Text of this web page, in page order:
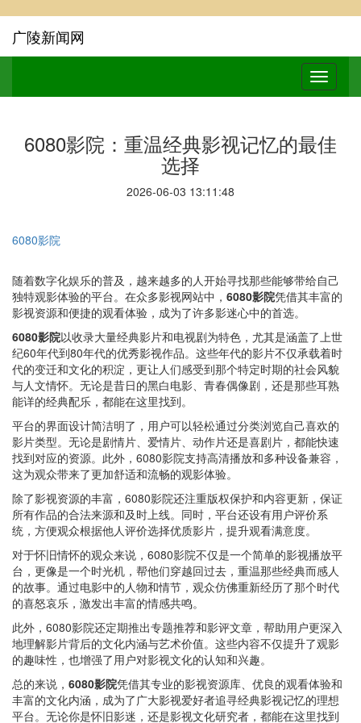
广陵新闻网
6080影院：重温经典影视记忆的最佳
选择
2026-06-03 13:11:48
6080影院
随着数字化娱乐的普及，越来越多的人开始寻找那些能够带给自己
独特观影体验的平台。在众多影视网站中， 6080影院凭借其丰富的
影视资源和便捷的观看体验，成为了许多影迷心中的首选。
6080影院以收录大量经典影片和电视剧为特色，尤其是涵盖了上世
纪60年代到80年代的优秀影视作品。这些年代的影片不仅承载着时
代的变迁和文化的积淀，更让人们感受到那个特定时期的社会风貌
与人文情怀。无论是昔日的黑白电影、青春偶像剧，还是那些耳熟
能详的经典配乐，都能在这里找到。
平台的界面设计简洁明了，用户可以轻松通过分类浏览自己喜欢的
影片类型。无论是剧情片、爱情片、动作片还是喜剧片，都能快速
找到对应的资源。此外，6080影院支持高清播放和多种设备兼容，
这为观众带来了更加舒适和流畅的观影体验。
除了影视资源的丰富，6080影院还注重版权保护和内容更新，保证
所有作品的合法来源和及时上线。同时，平台还设有用户评价系
统，方便观众根据他人评价选择优质影片，提升观看满意度。
对于怀旧情怀的观众来说，6080影院不仅是一个简单的影视播放平
台，更像是一个时光机，帮他们穿越回过去，重温那些经典而感人
的故事。通过电影中的人物和情节，观众仿佛重新经历了那个时代
的喜怒哀乐，激发出丰富的情感共鸣。
此外，6080影院还定期推出专题推荐和影评文章，帮助用户更深入
地理解影片背后的文化内涵与艺术价值。这些内容不仅提升了观影
的趣味性，也增强了用户对影视文化的认知和兴趣。
总的来说， 6080影院凭借其专业的影视资源库、优良的观看体验和
丰富的文化内涵，成为了广大影视爱好者追寻经典影视记忆的理想
平台。无论你是怀旧影迷，还是影视文化研究者，都能在这里找到